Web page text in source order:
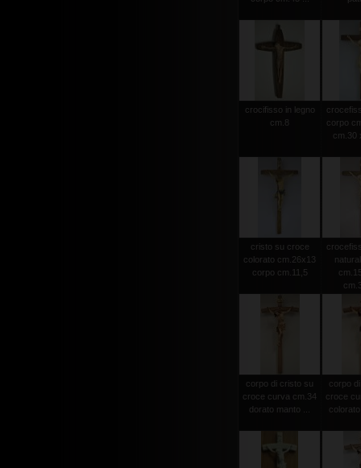
crocifisso in legno
cm.8
corpo
cm.30
cristo su croce
colorato cm.26x13
corpo cm.11,5
corpo di cristo su
croce curva cm.34
dorato manto ...
corpo
croce